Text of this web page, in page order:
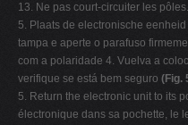
13. Ne pas court-circuiter les pôles.
5. Plaats de electronische
tampa e aperte o parafuso
com a polaridade 4. Vuelva a
verifique se está bem seguro (Fig.
5. Return the electronic unit to its
électronique dans sa pochette, le